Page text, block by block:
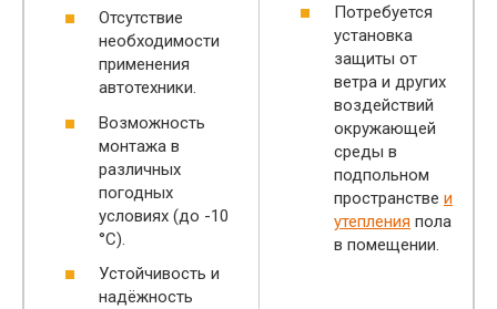
Отсутствие
необходимости
применения
автотехники.
Возможность
монтажа в
различных
погодных
условиях (до -10
°C).
Устойчивость и
надёжность
Потребуется
установка
защиты от
ветра и других
воздействий
окружающей
среды в
подпольном
пространстве и
утепления пола
в помещении.